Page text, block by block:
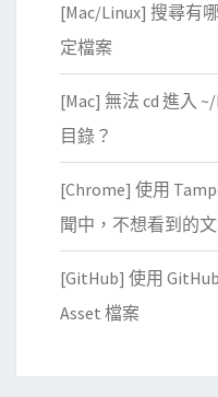
[Mac/Linux] 搜尋有
定檔案
[Mac] 無法 cd 進入
目錄？
[Chrome] 使用
聞中，不想看到的
[GitHub] 使用
Asset 檔案